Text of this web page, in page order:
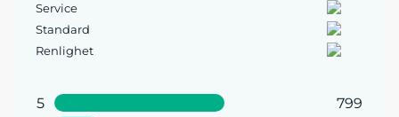
Service
Standard
Renlighet
5
799